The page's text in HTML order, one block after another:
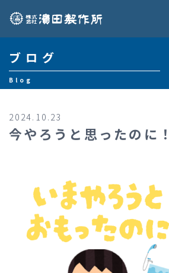
ブログ
Blog
2024.10.23
今やろうと思ったのに！